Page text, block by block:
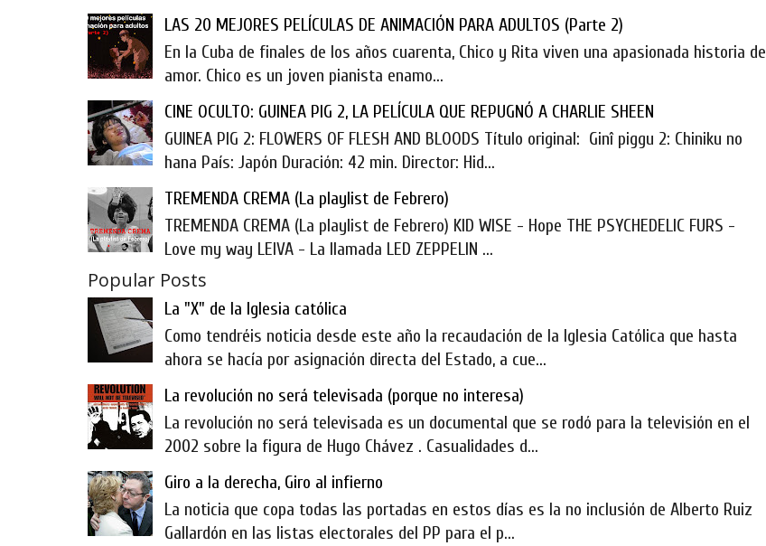
LAS 20 MEJORES PELÍCULAS DE ANIMACIÓN PARA ADULTOS (Parte 2)
En la Cuba de finales de los años cuarenta, Chico y Rita viven una apasionada historia de
amor. Chico es un joven pianista enamo...
CINE OCULTO: GUINEA PIG 2, LA PELÍCULA QUE REPUGNÓ A CHARLIE SHEEN
GUINEA PIG 2: FLOWERS OF FLESH AND BLOODS Título original: Ginî piggu 2: Chiniku no
hana País: Japón Duración: 42 min. Director: Hid...
TREMENDA CREMA (La playlist de Febrero)
TREMENDA CREMA (La playlist de Febrero) KID WISE - Hope THE PSYCHEDELIC FURS -
Love my way LEIVA - La llamada LED ZEPPELIN ...
Popular Posts
La "X" de la Iglesia católica
Como tendréis noticia desde este año la recaudación de la Iglesia Católica que hasta
ahora se hacía por asignación directa del Estado, a cue...
La revolución no será televisada (porque no interesa)
La revolución no será televisada es un documental que se rodó para la televisión en el
2002 sobre la figura de Hugo Chávez . Casualidades d...
Giro a la derecha, Giro al infierno
La noticia que copa todas las portadas en estos días es la no inclusión de Alberto Ruiz
Gallardón en las listas electorales del PP para el p...